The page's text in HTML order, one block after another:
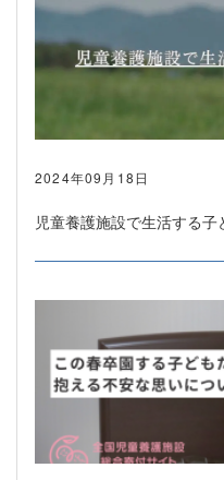
2024年09月18日
児童養護施設で生活する